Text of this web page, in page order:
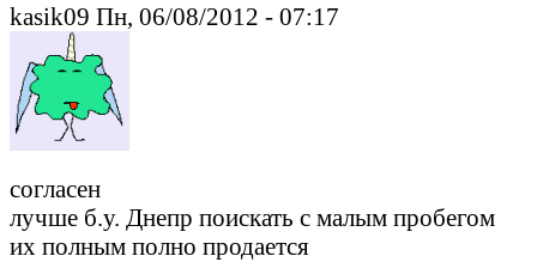
kasik09 Пн, 06/08/2012 - 07:17
согласен
лучше б.у. Днепр поискать с малым пробегом
их полным полно продается